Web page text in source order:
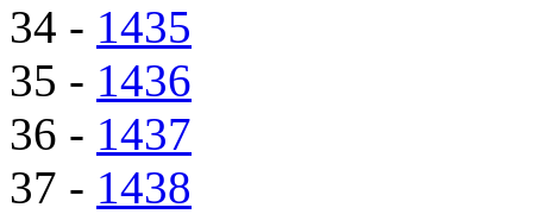
34 - 1435
35 - 1436
36 - 1437
37 - 1438